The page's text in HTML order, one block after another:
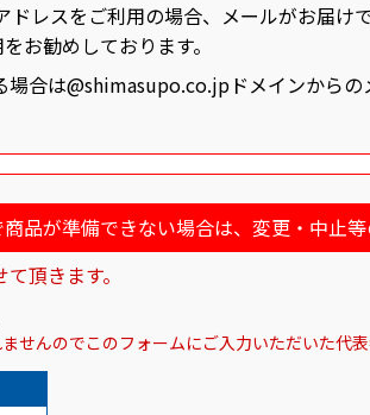
レスをご利用の場合、メールがお届け
お勧めしております。
合は@shimasupo.co.jpドメインから
品が準備できない場合は、変更・中止等
頂きます。
せんのでこのフォームにご入力いただいた代